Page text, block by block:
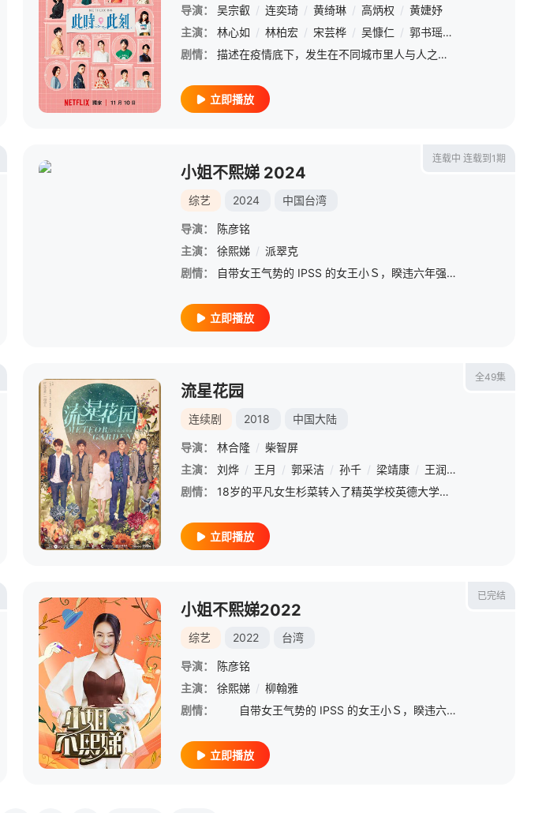
导演： 吴宗叡 / 连奕琦 / 黄绮琳 / 高炳权 / 黄婕妤
主演：
林心如 / 林柏宏 / 宋芸桦 / 吴慷仁 / 郭书瑶 /
剧情：
描述在疫情底下，发生在不同城市里人与人之间的种种相遇交织而成的爱情插曲。影集由一场“恋爱实境节目”开启故事篇章，串起十种遇见爱情的故事。
立即播放
蔡康永 / 钮承泽 / 陈希圣
连载中 连载到1期
小姐不熙娣 2024
综艺 2024 中国台湾
导演：
陈彦铭
主演：
徐熙娣 / 派翠克
剧情：
自带女王气势的 IPSS 的女王小Ｓ，睽违六年强势回归！以女性出发点的节目议题，聚焦女性的职场与生活感受。
立即播放
孙千 / 刘尹昊 / 厉嘉琪 / 刘烨 / 董馨 / 徐熙娣 / 王琳 / 郭采洁 / 王月 / 庾澄庆 / 李泉
全49集
流星花园
连续剧 2018 中国大陆
导演： 林合隆 / 柴智屏
主演：
刘烨 / 王月 / 郭采洁 / 孙千 / 梁靖康 / 王润泽
剧情：
18岁的平凡女生杉菜转入了精英学校英德大学却与同学们格格不入。学校里有四个外形阳光帅气，家境富裕的学生：道明寺，花泽类，西门和美作。因为杉菜看不惯道明寺飞扬跋扈的模样，仗义的杉菜与他产生了争执，从此之
立即播放
已完结
小姐不熙娣2022
综艺 2022 台湾
导演：
陈彦铭
主演：
徐熙娣 / 柳翰雅
剧情：
自带女王气势的 IPSS 的女王小Ｓ，睽违六年强势回归！以女性出发点的节目议题，聚焦女性的职场与生活感受。
立即播放